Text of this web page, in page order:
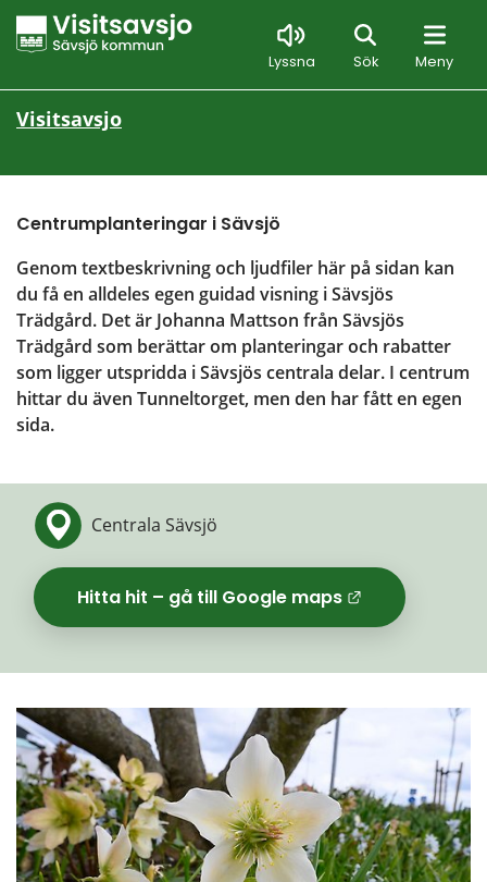
Lyssna Sök Meny
Sök
Visitsavsjo
Centrumplanteringar i Sävsjö
Genom textbeskrivning och ljudfiler här på sidan kan
du få en alldeles egen guidad visning i Sävsjös
Trädgård. Det är Johanna Mattson från Sävsjös
Trädgård som berättar om planteringar och rabatter
som ligger utspridda i Sävsjös centrala delar. I centrum
hittar du även Tunneltorget, men den har fått en egen
sida.
Centrala Sävsjö
Hitta hit – gå till Google maps